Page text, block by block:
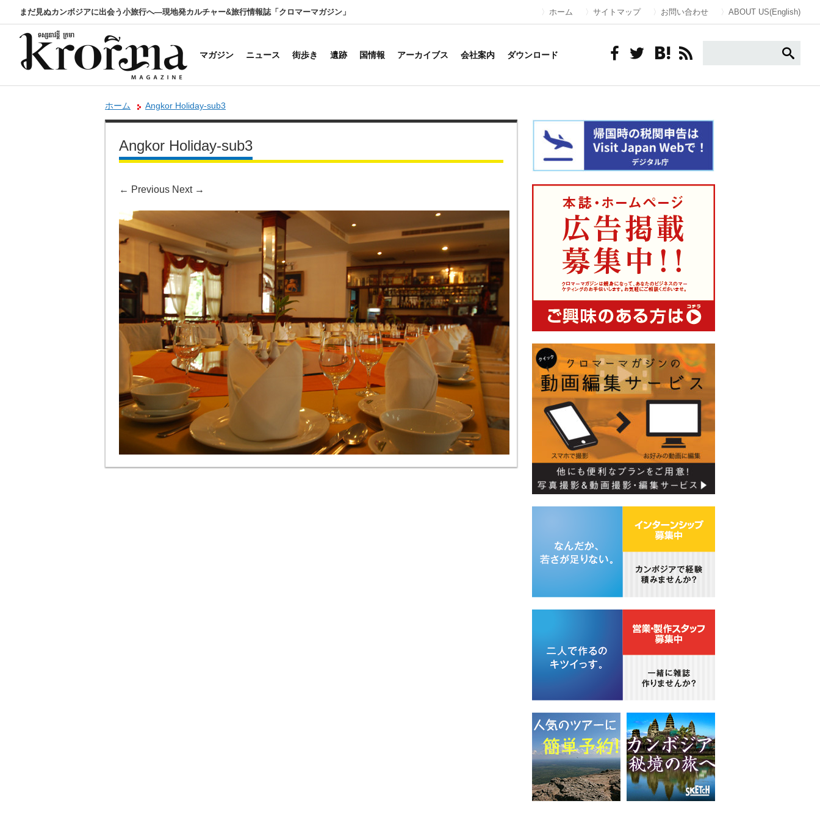
まだ見ぬカンボジアに出会う小旅行へ―現地発カルチャー&旅行情報誌「クロマーマガジン」 ホーム サイトマップ お問い合わせ ABOUT US(English)
マガジン ニュース 街歩き 遺跡 国情報 アーカイブス 会社案内 ダウンロード
ホーム Angkor Holiday-sub3
Angkor Holiday-sub3
← Previous Next →